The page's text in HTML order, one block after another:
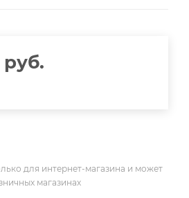
руб.
для интернет-магазина и может
магазинах